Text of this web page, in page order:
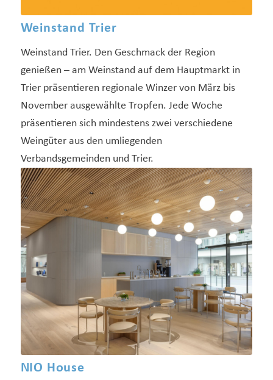
Weinstand Trier
Weinstand Trier. Den Geschmack der Region
genießen – am Weinstand auf dem Hauptmarkt in
Trier präsentieren regionale Winzer von März bis
November ausgewählte Tropfen. Jede Woche
präsentieren sich mindestens zwei verschiedene
Weingüter aus den umliegenden
Verbandsgemeinden und Trier.
NIO House